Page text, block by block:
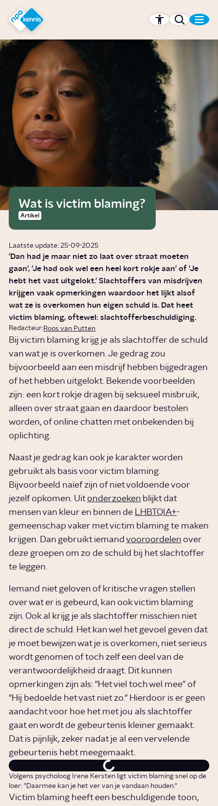
Hét kennisplatform van de NPO
Wat is victim blaming?
Artikel
Laatste update: 25-09-2025
'Dan had je maar niet zo laat over straat moeten
gaan', 'Je had ook wel een heel kort rokje aan' of 'Je
hebt het vast uitgelokt.' Slachtoffers van misdrijven
krijgen vaak opmerkingen waardoor het lijkt alsof
wat ze is overkomen hun eigen schuld is. Dat heet
victim blaming, oftewel: slachtofferbeschuldiging.
Redacteur:Roos van Putten
Bij victim blaming krijg je als slachtoffer de schuld
van wat je is overkomen. Je gedrag zou
bijvoorbeeld aan een misdrijf hebben bijgedragen
of het hebben uitgelokt. Bekende voorbeelden
zijn: een kort rokje dragen bij seksueel misbruik,
alleen over straat gaan en daardoor bestolen
worden, of online chatten met onbekenden bij
oplichting.
Naast je gedrag kan ook je karakter worden
gebruikt als basis voor victim blaming.
Bijvoorbeeld naïef zijn of niet voldoende voor
jezelf opkomen. Uit onderzoeken blijkt dat
mensen van kleur en binnen de LHBTQIA+-
gemeenschap vaker met victim blaming te maken
krijgen. Dan gebruikt iemandvooroordelen over
deze groepen om zo de schuld bij het slachtoffer
te leggen.
Iemand niet geloven of kritische vragen stellen
over wat er is gebeurd, kan ook victim blaming
zijn. Ook al krijg je als slachtoffer misschien niet
direct de schuld. Het kan wel het gevoel geven dat
je moet bewijzen wat je is overkomen, niet serieus
wordt genomen of toch zelf een deel van de
verantwoordelijkheid draagt. Dit kunnen
opmerkingen zijn als: "Het viel toch wel mee" of
"Hij bedoelde het vast niet zo." Hierdoor is er geen
aandacht voor hoe het met jou als slachtoffer
gaat en wordt de gebeurtenis kleiner gemaakt.
Dat is pijnlijk, zeker nadat je al een vervelende
gebeurtenis hebt meegemaakt.
Volgens psycholoog Irene Kersten ligt victim blaming snel op de
loer: "Daarmee kan je het ver van je vandaan houden."
Victim blaming heeft een beschuldigende toon,